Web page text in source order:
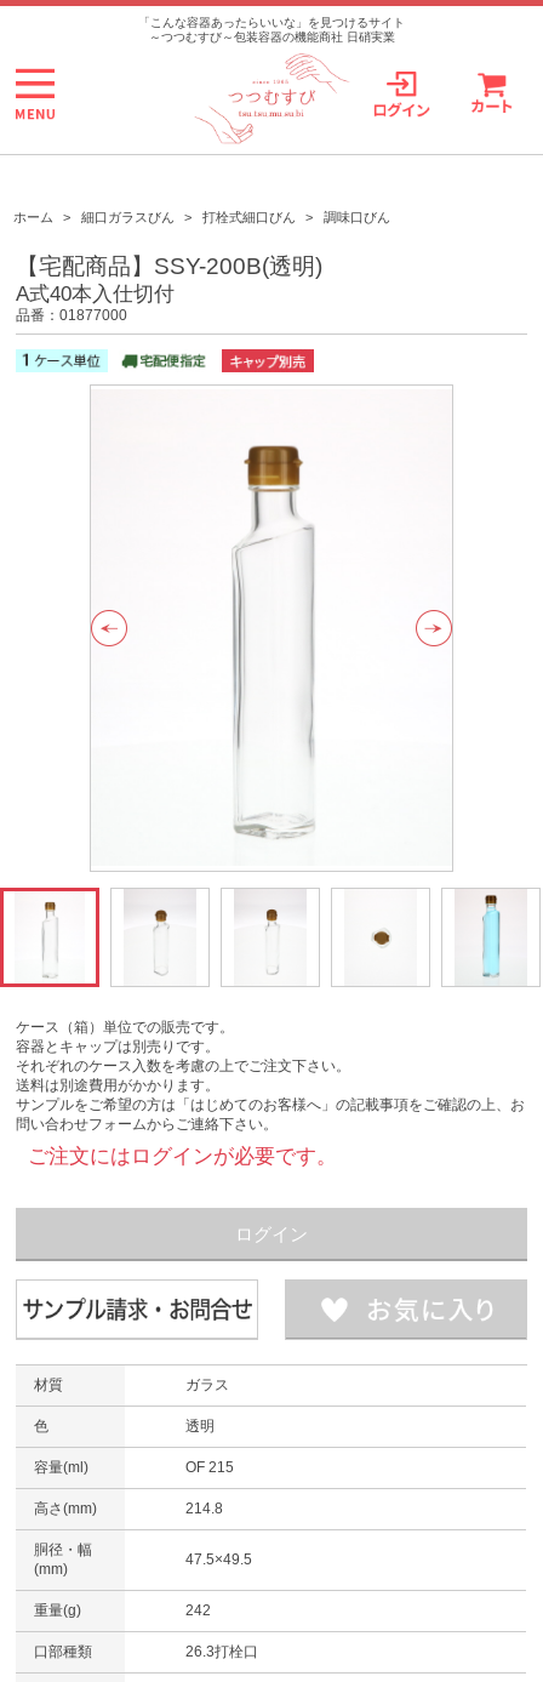
>
「こんな容器あったらいいな」を見つけるサイト
～つつむすび～包装容器の機能商社 日硝実業
ホーム > 細口ガラスびん > 打栓式細口びん > 調味口びん
【宅配商品】SSY-200B(透明)
A式40本入仕切付
品番：01877000
ケース（箱）単位での販売です。
容器とキャップは別売りです。
それぞれのケース入数を考慮の上でご注文下さい。
送料は別途費用がかかります。
サンプルをご希望の方は「はじめてのお客様へ」の記載事項をご確認の上、お
問い合わせフォームからご連絡下さい。
ご注文にはログインが必要です。
ログイン
材質 ガラス
色 透明
容量(ml) OF 215
高さ(mm) 214.8
胴径・幅
(mm)
47.5×49.5
重量(g) 242
口部種類 26.3打栓口